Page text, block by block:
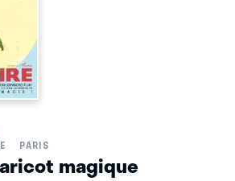
PARIS
magique